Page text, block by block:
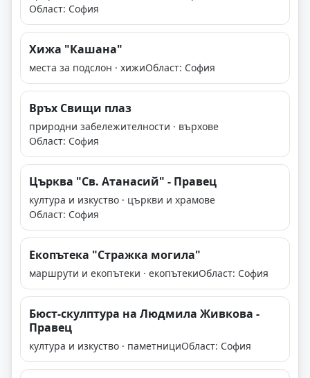
Област: София
Хижа "Кашана"
места за подслон · хижиОбласт: София
Връх Свищи плаз
природни забележителности · върхове
Област: София
Църква "Св. Атанасий" - Правец
култура и изкуство · църкви и храмове
Област: София
Екопътека "Стражка могила"
маршрути и екопътеки · екопътекиОбласт: София
Бюст-скулптура на Людмила Живкова -
Правец
култура и изкуство · паметнициОбласт: София